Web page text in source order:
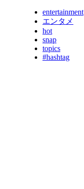
entertainment
エンタメ
hot
snap
topics
#hashtag